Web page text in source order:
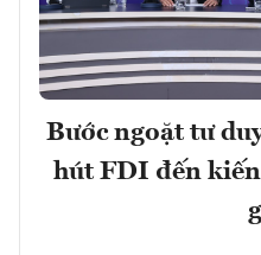
Bước ngoặt tư
hút FDI đến